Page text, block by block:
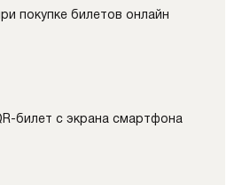
покупке билетов онлайн
билет с экрана смартфона